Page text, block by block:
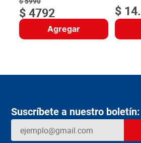
$4792
Agregar
$ 14.
Suscríbete a nuestro boletín: